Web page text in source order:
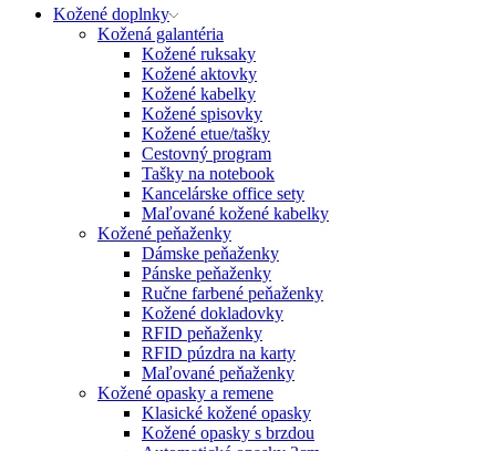
Kožené doplnky
Kožená galantéria
Kožené ruksaky
Kožené aktovky
Kožené kabelky
Kožené spisovky
Kožené etue/tašky
Cestovný program
Tašky na notebook
Kancelárske office sety
Maľované kožené kabelky
Kožené peňaženky
Dámske peňaženky
Pánske peňaženky
Ručne farbené peňaženky
Kožené dokladovky
RFID peňaženky
RFID púzdra na karty
Maľované peňaženky
Kožené opasky a remene
Klasické kožené opasky
Kožené opasky s brzdou